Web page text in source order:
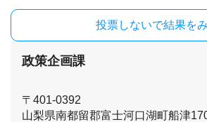
投票しないで結果を
政策企画課
〒401-0392
山梨県南都留郡富士河口湖町船津